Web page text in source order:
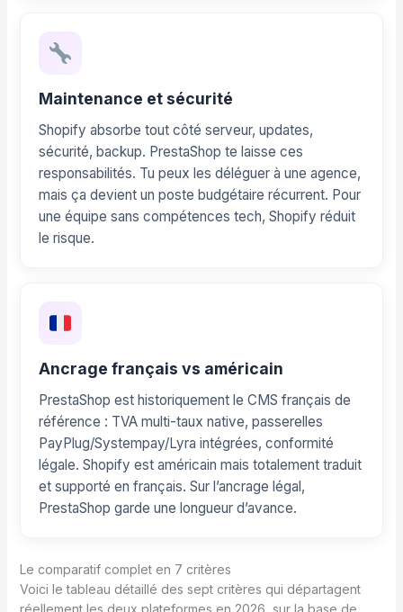
Maintenance et sécurité
Shopify absorbe tout côté serveur, updates,
sécurité, backup. PrestaShop te laisse ces
responsabilités. Tu peux les déléguer à une agence,
mais ça devient un poste budgétaire récurrent. Pour
une équipe sans compétences tech, Shopify réduit
le risque.
Ancrage français vs américain
PrestaShop est historiquement le CMS français de
référence : TVA multi-taux native, passerelles
PayPlug/Systempay/Lyra intégrées, conformité
légale. Shopify est américain mais totalement traduit
et supporté en français. Sur l’ancrage légal,
PrestaShop garde une longueur d’avance.
Le comparatif complet en 7 critères
Voici le tableau détaillé des sept critères qui départagent
réellement les deux plateformes en 2026, sur la base de